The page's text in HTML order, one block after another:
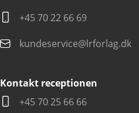
+45 70 22 66 69
kundeservice@lrforlag.dk
Kontakt receptionen
+45 70 25 66 66